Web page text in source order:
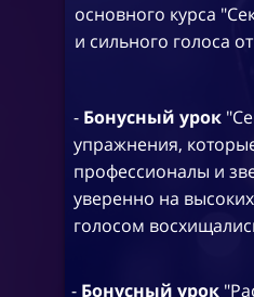
-Бонусный урок
-Бонусный урок
упражнения,
профессионалы и
уверенно на
голосом
основного курса
и сильного голоса